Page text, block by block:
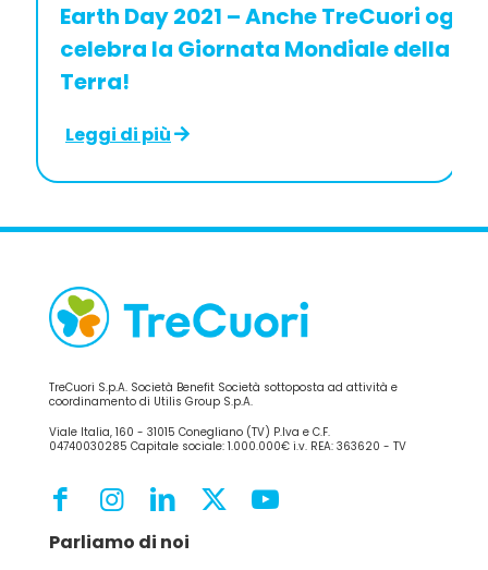
Earth Day 2021 – Anche TreCuori oggi
celebra la Giornata Mondiale della
Terra!
Leggi di più
TreCuori S.p.A. Società Benefit Società sottoposta ad attività e
coordinamento di Utilis Group S.p.A.
Viale Italia, 160 - 31015 Conegliano (TV) P.Iva e C.F.
04740030285 Capitale sociale: 1.000.000€ i.v. REA: 363620 - TV
Parliamo di noi